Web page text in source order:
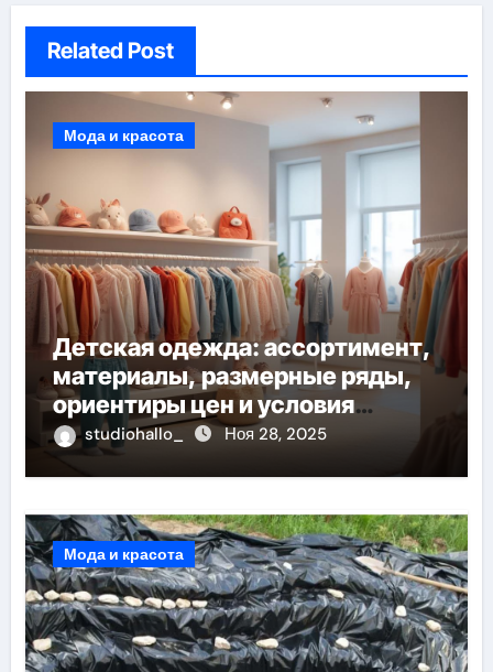
Related Post
Мода и красота
Детская одежда: ассортимент,
материалы, размерные ряды,
ориентиры цен и условия
доставки
studiohallo_ Ноя 28, 2025
Мода и красота